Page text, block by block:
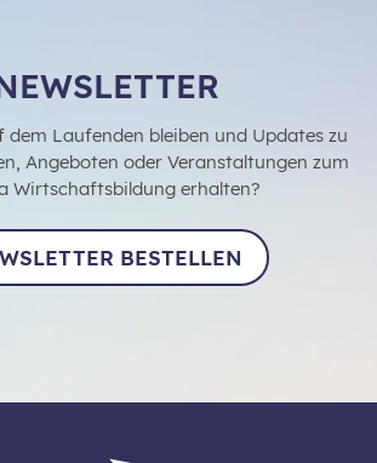
dem Laufenden bleiben und Updates zu
Angeboten oder Veranstaltungen zum
Wirtschaftsbildung erhalten?
BESTELLEN